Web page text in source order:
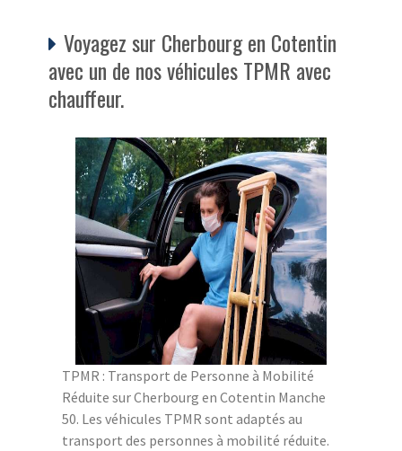
Voyagez sur Cherbourg en Cotentin
avec un de nos véhicules TPMR avec
chauffeur.
TPMR : Transport de Personne à Mobilité
Réduite sur Cherbourg en Cotentin Manche
50. Les véhicules TPMR sont adaptés au
transport des personnes à mobilité réduite.